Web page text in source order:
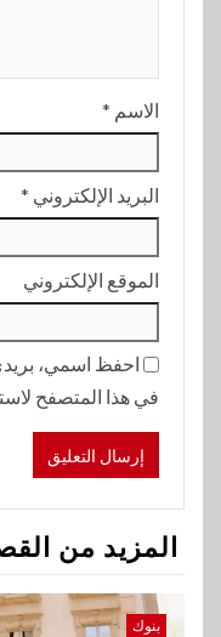
الاسم *
البريد الإلكتروني *
الموقع الإلكتروني
احفظ اسمي، بريدي
في هذا المتصفح
المزيد من
بنوك